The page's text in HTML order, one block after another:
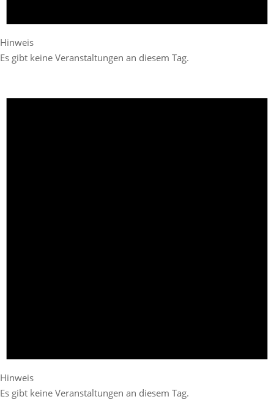
Hinweis
Es gibt keine Veranstaltungen an diesem Tag.
Hinweis
Es gibt keine Veranstaltungen an diesem Tag.